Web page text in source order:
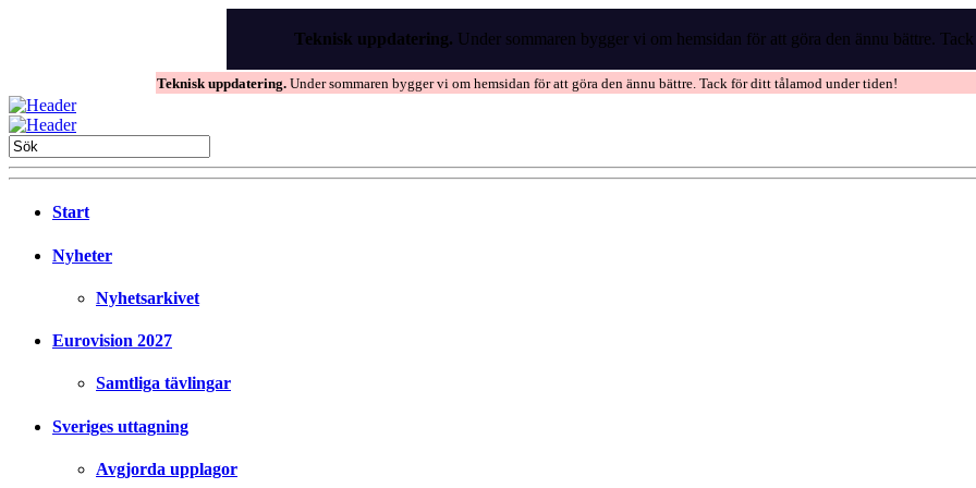
Teknisk uppdatering. Under sommaren bygger vi om hemsidan för att göra den ännu bättre.
Teknisk uppdatering. Under sommaren bygger vi om hemsidan för att göra den ännu bättre. Tack för ditt tålamod under tiden!
Start
Nyheter
Nyhetsarkivet
Eurovision 2027
Samtliga tävlingar
Sveriges uttagning
Avgjorda upplagor